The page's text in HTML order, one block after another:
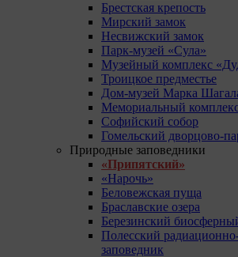
Брестская крепость
Мирский замок
Несвижский замок
Парк-музей «Сула»
Музейный комплекс
Троицкое предместье
Дом-музей Марка
Мемориальный
Софийский собор
Гомельский дворцово-
Природные заповедники
«Припятский»
«Нарочь»
Беловежская пуща
Браславские озера
Березинский
Полесский
заповедник